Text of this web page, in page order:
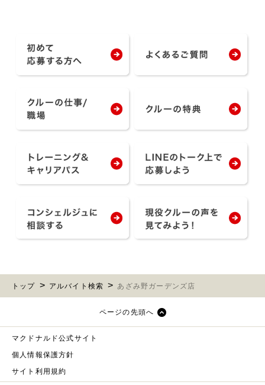
トップ アルバイト検索 あざみ野ガーデンズ店
ページの先頭へ
マクドナルド公式サイト
個人情報保護方針
サイト利用規約